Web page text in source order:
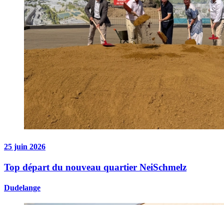
25 juin 2026
Top départ du nouveau quartier NeiSchmelz
Dudelange